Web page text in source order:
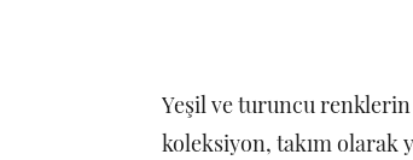
Yeşil ve turuncu renklerin
koleksiyon, takım olarak